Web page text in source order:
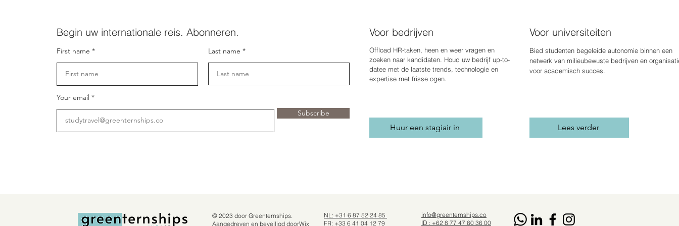
Begin uw internationale reis. Abonneren.
First name Last name
Your email
Subscribe
Voor bedrijven Voor universiteiten
Offload HR-taken, heen en weer vragen en
zoeken naar kandidaten. Houd uw bedrijf up-to-
datee met de laatste trends, technologie en
expertise met frisse ogen.
Bied studenten begeleide autonomie binnen een
netwerk van milieubewuste bedrijven en
voor academisch succes.
Huur een stagiair in Lees verder
© 2023 door Greenternships.
Aangedreven en beveiligd doorWix
NL: +31 6 87 52 24 85
FR: +33 6 41 04 12 79
info@greenternships.co
ID : +62 8 77 47 60 36 00